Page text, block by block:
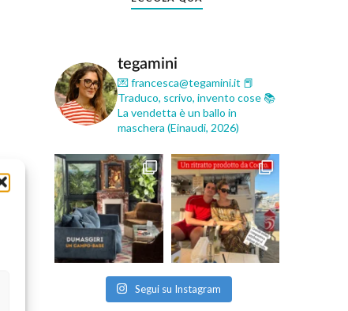
tegamini
💌 francesca@tegamini.it 📕
Traduco, scrivo, invento cose 📚
La vendetta è un ballo in
maschera (Einaudi, 2026)
Segui su Instagram